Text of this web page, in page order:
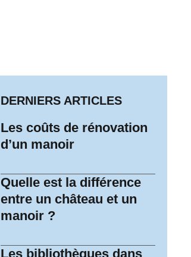
DERNIERS ARTICLES
Les coûts de rénovation
d’un manoir
Quelle est la différence
entre un château et un
manoir ?
Les bibliothèques dans